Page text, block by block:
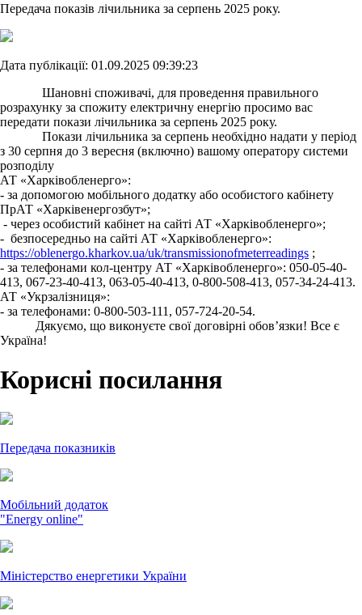
Передача показів лічильника за серпень 2025 року.
Дата публікації: 01.09.2025 09:39:23
Шановні споживачі, для проведення правильного
розрахунку за спожиту електричну енергію просимо вас
передати покази лічильника за серпень 2025 року.
Покази лічильника за серпень необхідно надати у період
з 30 серпня до 3 вересня (включно) вашому оператору системи
розподілу
АТ «Харківобленерго»:
- за допомогою мобільного додатку або особистого кабінету
ПрАТ «Харківенергозбут»;
- через особистий кабінет на сайті АТ «Харківобленерго»;
- безпосередньо на сайті АТ «Харківобленерго»:
https://oblenergo.kharkov.ua/uk/transmissionofmeterreadings ;
- за телефонами кол-центру АТ «Харківобленерго»: 050-05-40-
413, 067-23-40-413, 063-05-40-413, 0-800-508-413, 057-34-24-413.
АТ «Укрзалізниця»:
- за телефонами: 0-800-503-111, 057-724-20-54.
Дякуємо, що виконуєте свої договірні обов’язки! Все є
Україна!
Корисні посилання
Передача показників
Мобільний додаток
"Energy online"
Міністерство енергетики України